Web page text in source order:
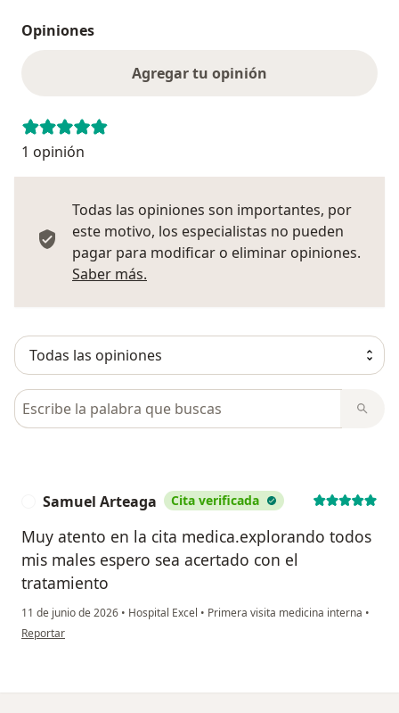
Opiniones
Agregar tu opinión
1 opinión
Todas las opiniones son importantes, por
este motivo, los especialistas no pueden
pagar para modificar o eliminar opiniones.
Saber más.
Busca en opiniones
Samuel Arteaga Cita verificada
Muy atento en la cita medica.explorando todos
mis males espero sea acertado con el
tratamiento
11 de junio de 2026 • Hospital Excel • Primera visita medicina interna •
en opinión del usuario Samuel Arteaga
Reportar